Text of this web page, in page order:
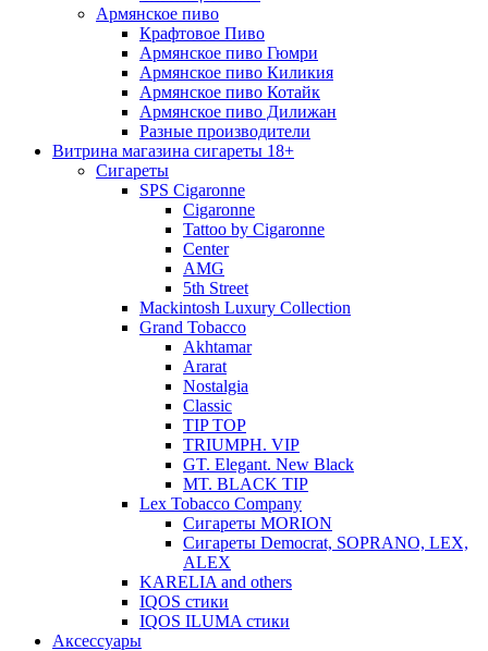
Армянское пиво
Крафтовое Пиво
Армянское пиво Гюмри
Армянское пиво Киликия
Армянское пиво Котайк
Армянское пиво Дилижан
Разные производители
Витрина магазина сигареты 18+
Cигареты
SPS Cigaronne
Сigaronne
Tattoo by Cigaronne
Center
AMG
5th Street
Mackintosh Luxury Collection
Grand Tobacco
Akhtamar
Ararat
Nostalgia
Classic
TIP TOP
TRIUMPH. VIP
GT. Elegant. New Black
MT. BLACK TIP
Lex Tobacco Company
Сигареты MORION
Сигареты Democrat, SOPRANO, LEX,
ALEX
KARELIA and others
IQOS стики
IQOS ILUMA стики
Аксессуары